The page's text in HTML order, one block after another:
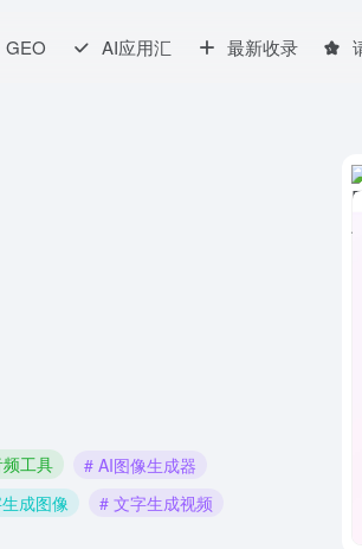
GEO AI应用汇 最新收录
工具
# AI图像生成器
成图像 # 文字生成视频